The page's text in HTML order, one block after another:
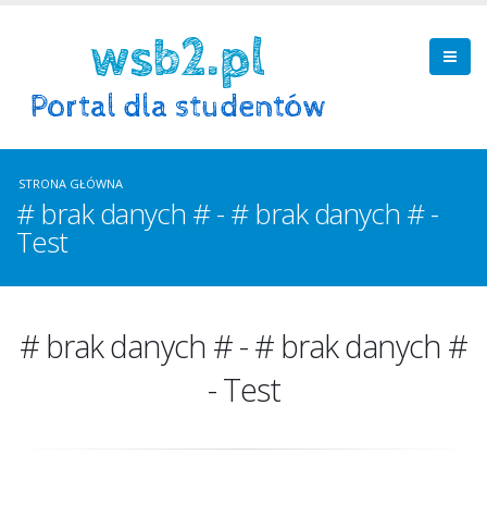
STRONA GŁÓWNA
# brak danych # - # brak danych # -
Test
# brak danych # - # brak danych #
- Test